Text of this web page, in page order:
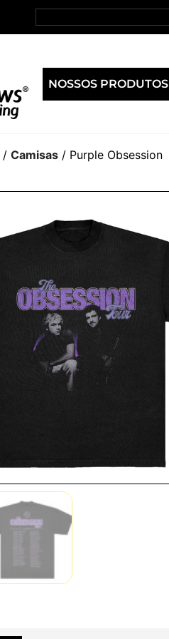
NOSSOS PRODUTOS
/ Camisas / Purple Obsession